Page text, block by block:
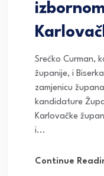
Srećko Curman,
županije, i
zamjenicu
kandidature
Karlovačke
i...
Continue